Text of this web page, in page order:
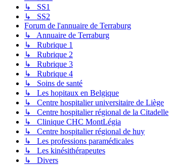
↳ SS1
↳ SS2
Forum de l'annuaire de Terraburg
↳ Annuaire de Terraburg
↳ Rubrique 1
↳ Rubrique 2
↳ Rubrique 3
↳ Rubrique 4
↳ Soins de santé
↳ Les hopitaux en Belgique
↳ Centre hospitalier universitaire de Liège
↳ Centre hospitalier régional de la Citadelle
↳ Clinique CHC MontLégia
↳ Centre hospitalier régional de huy
↳ Les professions paramédicales
↳ Les kinésithérapeutes
↳ Divers